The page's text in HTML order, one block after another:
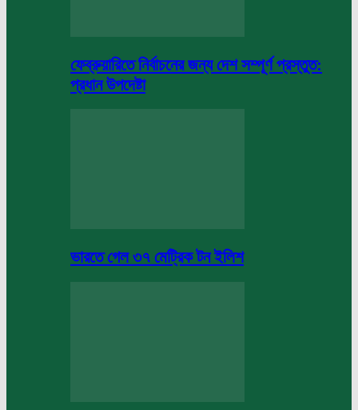
ফেব্রুয়ারিতে নির্বাচনের জন্য দেশ সম্পূর্ণ প্রস্তুত:
প্রধান উপদেষ্টা
ভারতে গেল ৩৭ মেট্রিক টন ইলিশ